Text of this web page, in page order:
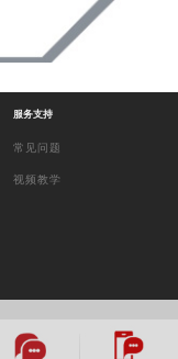
服务支持
常见问题
视频教学